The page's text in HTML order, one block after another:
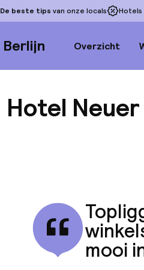
De beste tips van onze locals Hotels
Berlijn Overzicht
Hotel
mooi